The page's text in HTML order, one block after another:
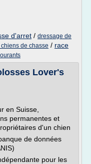
d'arret / dressage de
de chasse / race
Lover's
en Suisse,
permanentes et
d'un chien
de données
pour les